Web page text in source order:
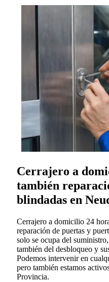
Cerrajero a
también
blindadas en
Cerrajero a domicilio 24
reparación de puertas y
solo se ocupa del
también del desbloqueo y
Podemos intervenir en
pero también estamos
Provincia.